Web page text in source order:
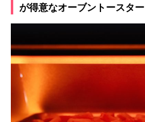
が得意なオーブントースター